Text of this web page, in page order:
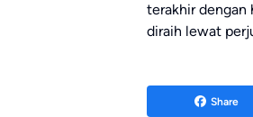
terakhir dengan
diraih lewat
Share